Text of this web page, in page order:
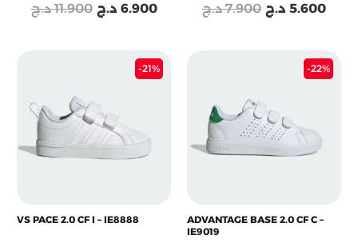
11.900 د.ج 6.900 د.ج 7.900 د.ج 5.600 د.ج
-21%
VS PACE 2.0 CF I – IE8888
était :
Le
prix
4.900 د.ج.
-22%
ADVANTAGE BASE 2.0 CF C –
IE9019
Le
prix